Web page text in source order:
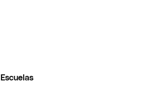
Escuelas